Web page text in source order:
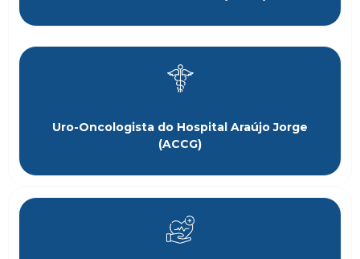
Uro-Oncologista do Hospital Araújo Jorge
(ACCG)